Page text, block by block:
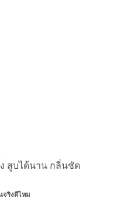
จริงดีไหม